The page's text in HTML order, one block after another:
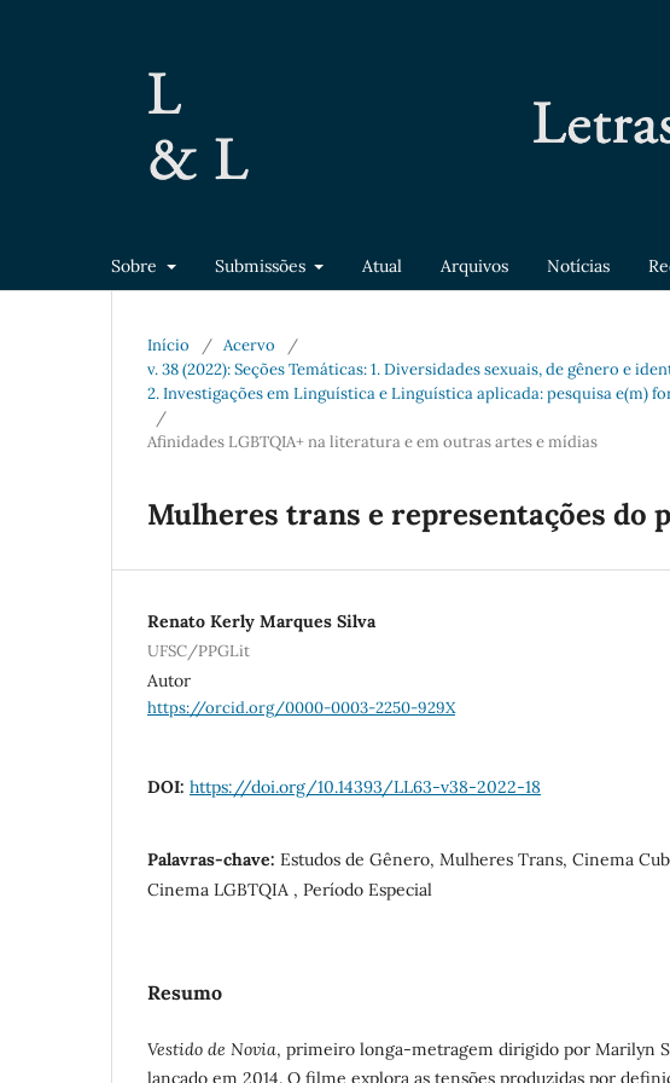
Sobre Submissões Atual Arquivos Notícias
Início / Acervo
/
v. 38 (2022): Seções Temáticas: 1. Diversidades sexuais, de gênero e
2. Investigações em Linguística e Linguística aplicada: pesquisa e(m)
/
Afinidades LGBTQIA+ na literatura e em outras artes e mídias
Mulheres trans e representações do
Renato Kerly Marques Silva
UFSC/PPGLit
Autor
https://orcid.org/0000-0003-2250-929X
DOI: https://doi.org/10.14393/LL63-v38-2022-18
Palavras-chave: Estudos de Gênero, Mulheres Trans, Cinema
Cinema LGBTQIA , Período Especial
Resumo
Vestido de Novia, primeiro longa-metragem dirigido por Marilyn
lançado em 2014. O filme explora as tensões produzidas por